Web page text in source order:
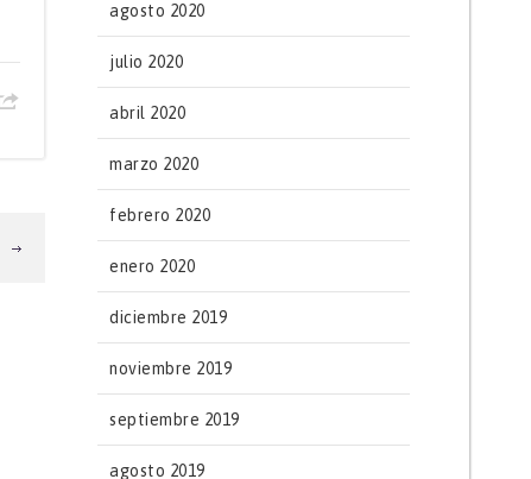
agosto 2020
julio 2020
abril 2020
marzo 2020
febrero 2020
enero 2020
diciembre 2019
noviembre 2019
septiembre 2019
agosto 2019